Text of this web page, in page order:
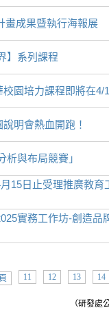
畫成果暨執行海報展
】系列課程
園培力課程即將在4/
明會熱血開跑！
析與布局競賽」
15日止受理推廣教
實務工作坊-創造品
11 12 13 14
（研發處